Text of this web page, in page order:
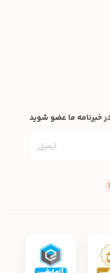
در خبرنامه ما عضو شوید